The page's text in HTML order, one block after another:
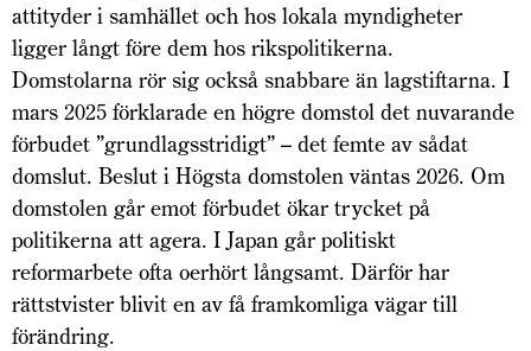
attityder i samhället och hos lokala myndigheter
ligger långt före dem hos rikspolitikerna.
Domstolarna rör sig också snabbare än lagstiftarna. I
mars 2025 förklarade en högre domstol det nuvarande
förbudet ”grundlagsstridigt” – det femte av sådat
domslut. Beslut i Högsta domstolen väntas 2026. Om
domstolen går emot förbudet ökar trycket på
politikerna att agera. I Japan går politiskt
reformarbete ofta oerhört långsamt. Därför har
rättstvister blivit en av få framkomliga vägar till
förändring.